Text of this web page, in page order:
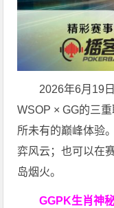
2026年6月19
WSOP × GG的三
所未有的巅峰体验
弈风云；也可以在
岛烟火。
GGPK生肖神